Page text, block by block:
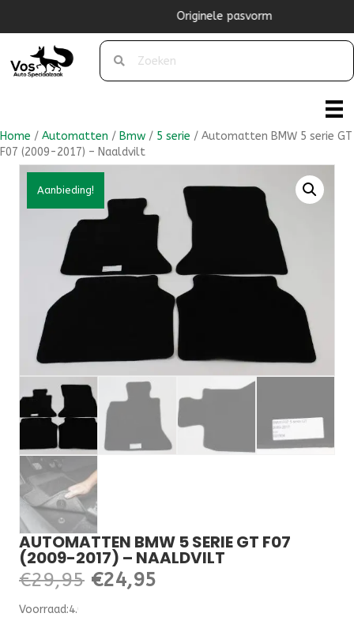
Originele pasvorm
Home / Automatten / Bmw / 5 serie / Automatten BMW 5 serie GT
F07 (2009-2017) – Naaldvilt
Aanbieding!
AUTOMATTEN BMW 5 SERIE GT F07
(2009-2017) – NAALDVILT
€29,95 Oorspronkelijke
€24,95
Voorraad:4.000000